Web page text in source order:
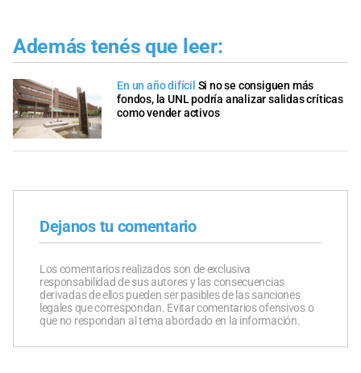
Además tenés que leer:
En un año difícil Si no se consiguen más
fondos, la UNL podría analizar salidas críticas
como vender activos
Dejanos tu comentario
Los comentarios realizados son de exclusiva
responsabilidad de sus autores y las consecuencias
derivadas de ellos pueden ser pasibles de las sanciones
legales que correspondan. Evitar comentarios ofensivos o
que no respondan al tema abordado en la información.